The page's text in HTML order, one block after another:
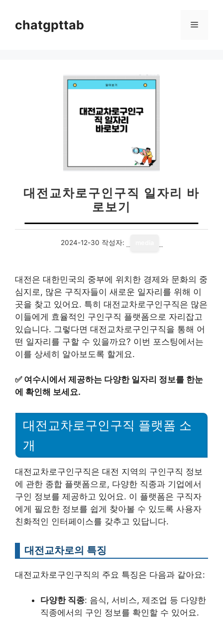
chatgpttab 메
대전교차로구인구직 일자리 바
로보기
2024-12-30 작성자:
대전은 대한민국의 중부에 위치한 경제와 문화의 중
심지로, 많은 구직자들이 새로운 일자리를 위해 이
곳을 찾고 있어요. 특히 대전교차로구인구직은 많은
이들에게 효율적인 구인구직 플랫폼으로 자리잡고
있습니다. 그렇다면 대전교차로구인구직을 통해 어
떤 일자리를 구할 수 있을까요? 이번 포스팅에서는
이를 상세히 알아보도록 할게요.
✅ 여수시에서 제공하는 다양한 일자리 정보를 한눈
에 확인해 보세요.
대전교차로구인구직 플랫폼 소
개
대전교차로구인구직은 대전 지역의 구인구직 정보
에 관한 종합 플랫폼으로, 다양한 직종과 기업에서
구인 정보를 제공하고 있어요. 이 플랫폼은 구직자
에게 필요한 정보를 쉽게 찾아볼 수 있도록 사용자
친화적인 인터페이스를 갖추고 있답니다.
대전교차로의 특징
대전교차로구인구직의 주요 특징은 다음과 같아요:
다양한 직종: 음식, 서비스, 제조업 등 다양한
직종에서의 구인 정보를 확인할 수 있어요.